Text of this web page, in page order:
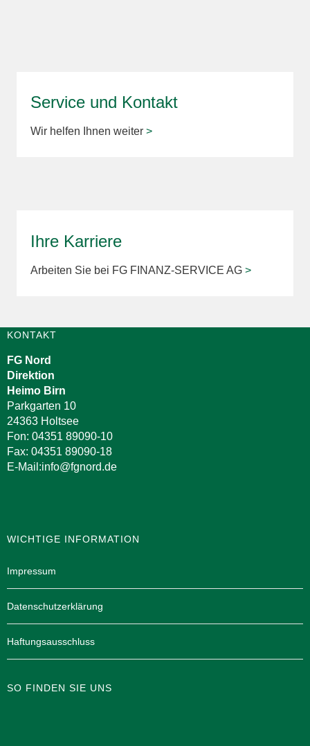
Service und Kontakt
Wir helfen Ihnen weiter >
Ihre Karriere
Arbeiten Sie bei FG FINANZ-SERVICE AG >
KONTAKT
FG Nord
Direktion
Heimo Birn
Parkgarten 10
24363 Holtsee
Fon: 04351 89090-10
Fax: 04351 89090-18
E-Mail:info@fgnord.de
WICHTIGE INFORMATION
Impressum
Datenschutzerklärung
Haftungsausschluss
SO FINDEN SIE UNS